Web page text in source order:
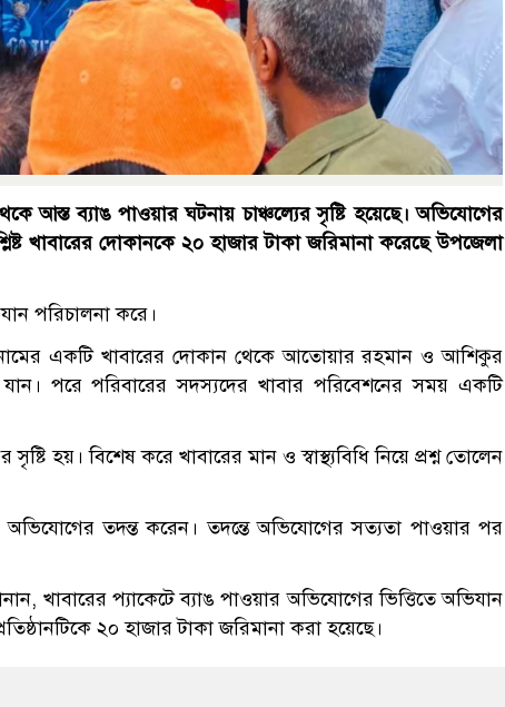
আস্ত ব্যাঙ পাওয়ার ঘটনায় চাঞ্চল্যের সৃষ্টি হয়েছে। অভিযোগের
খাবারের দোকানকে ২০ হাজার টাকা জরিমানা করেছে উপজেলা
পরিচালনা করে।
নামের একটি খাবারের দোকান থেকে আতোয়ার রহমান ও আশিকুর
পরে পরিবারের সদস্যদের খাবার পরিবেশনের সময় একটি
হয়। বিশেষ করে খাবারের মান ও স্বাস্থ্যবিধি নিয়ে প্রশ্ন তোলেন
অভিযোগের তদন্ত করেন। তদন্তে অভিযোগের সত্যতা পাওয়ার পর
খাবারের প্যাকেটে ব্যাঙ পাওয়ার অভিযোগের ভিত্তিতে অভিযান
২০ হাজার টাকা জরিমানা করা হয়েছে।